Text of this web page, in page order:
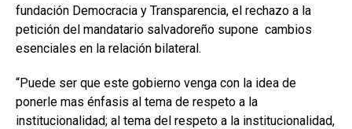
fundación Democracia y Transparencia, el rechazo a la
petición del mandatario salvadoreño supone cambios
esenciales en la relación bilateral.
“Puede ser que este gobierno venga con la idea de
ponerle mas énfasis al tema de respeto a la
institucionalidad; al tema del respeto a la institucionalidad,